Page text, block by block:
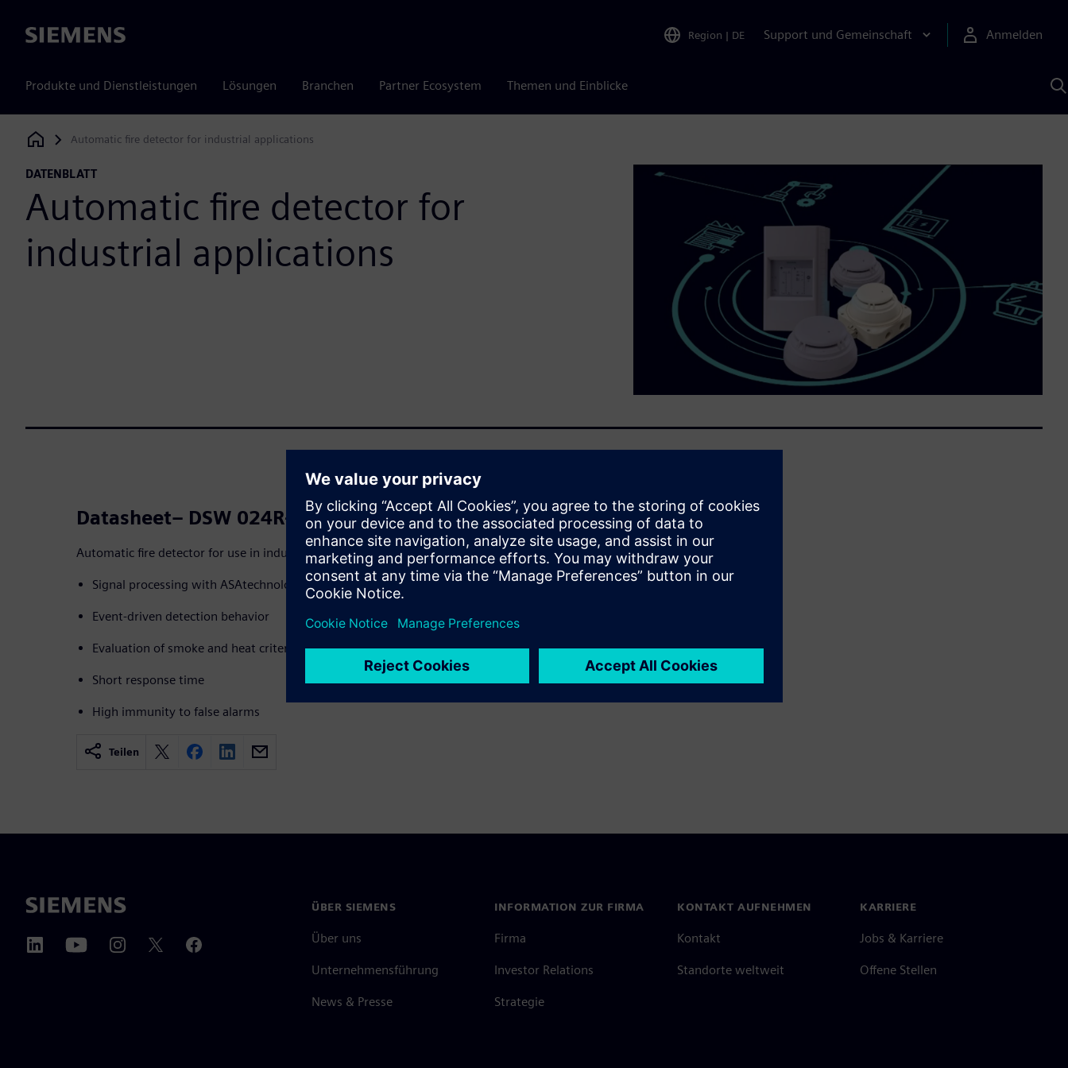
Siemens Region | DE Support und Gemeinschaft Anmelden
Produkte und Dienstleistungen Lösungen Branchen Partner Ecosystem Themen und Einblicke
KI
Siemens Digital Industries Software
Automatic fire detector for industrial applications
DATENBLATT
Automatic fire detector for
industrial applications
Datasheet– DSW 024R-AT / DSW 110R-AT
Automatic fire detector for use in industrial applications
Signal processing with ASAtechnology
Event-driven detection behavior
Evaluation of smoke and heat criteria
Short response time
High immunity to false alarms
Teilen
ÜBER SIEMENS
Über uns
Unternehmensführung
News & Presse
INFORMATION ZUR FIRMA
Firma
Investor Relations
Strategie
KONTAKT AUFNEHMEN
Kontakt
Standorte weltweit
KARRIERE
Jobs & Karriere
Offene Stellen